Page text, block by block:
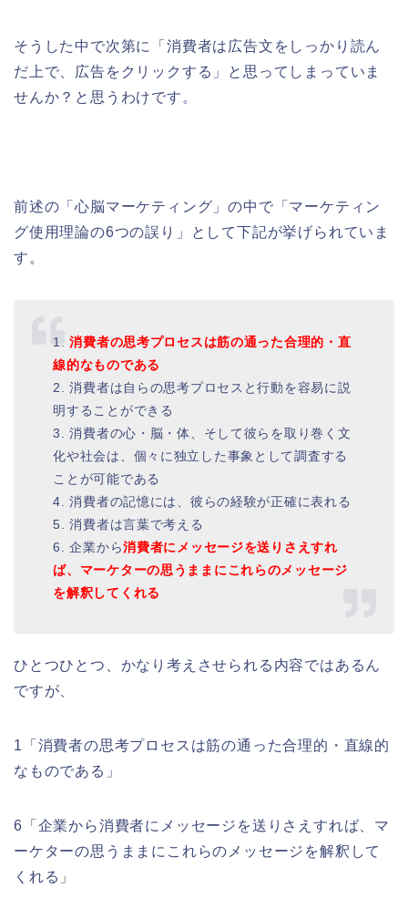
そうした中で次第に「消費者は広告文をしっかり読ん
だ上で、広告をクリックする」と思ってしまっていま
せんか？と思うわけです。
前述の「心脳マーケティング」の中で「マーケティン
グ使用理論の6つの誤り」として下記が挙げられていま
す。
1.消費者の思考プロセスは筋の通った合理的・直
線的なものである
2. 消費者は自らの思考プロセスと行動を容易に説
明することができる
3. 消費者の心・脳・体、そして彼らを取り巻く文
化や社会は、個々に独立した事象として調査する
ことが可能である
4. 消費者の記憶には、彼らの経験が正確に表れる
5. 消費者は言葉で考える
6. 企業から消費者にメッセージを送りさえすれ
ば、マーケターの思うままにこれらのメッセージ
を解釈してくれる
ひとつひとつ、かなり考えさせられる内容ではあるん
ですが、
1「消費者の思考プロセスは筋の通った合理的・直線的
なものである」
6「企業から消費者にメッセージを送りさえすれば、マ
ーケターの思うままにこれらのメッセージを解釈して
くれる」